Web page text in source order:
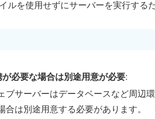
ルを使用せずにサーバーを実行する
必要な場合は別途用意が必要:
ブサーバーはデータベースなど周辺
合は別途用意する必要があります。